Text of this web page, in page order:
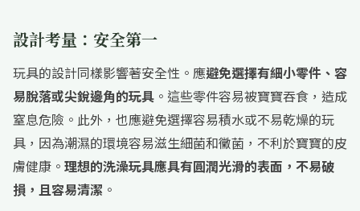
設計考量：安全第一
玩具的設計同樣影響著安全性。應避免選擇有細小零件、容
易脫落或尖銳邊角的玩具 。這些零件容易被寶寶吞食，造成
窒息危險。此外，也應避免選擇容易積水或不易乾燥的玩
具，因為潮濕的環境容易滋生細菌和黴菌，不利於寶寶的皮
膚健康。 理想的洗澡玩具應具有圓潤光滑的表面，不易破
損，且容易清潔 。